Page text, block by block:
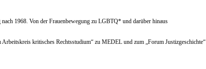
1968. Von der Frauenbewegung zu LGBTQ* und darüber hinaus
kritisches Rechtsstudium“ zu MEDEL und zum „Forum Justizgeschichte“